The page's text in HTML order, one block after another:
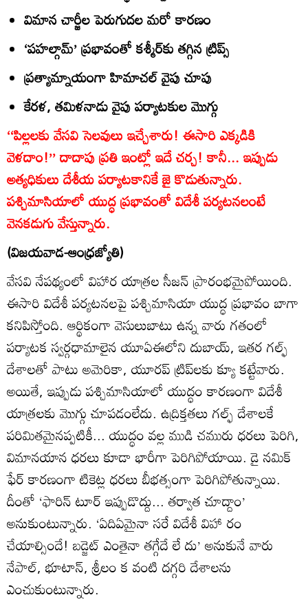
విమాన చార్జీల పెరుగుదల మరో కారణం
‘పహల్గామ్‌’ ప్రభావంతో కశ్మీర్‌కు తగ్గిన ట్రిప్స్‌
ప్రత్యామ్నాయంగా హిమాచల్‌ వైపు చూపు
కేరళ, తమిళనాడు వైపు పర్యాటకుల మొగ్గు
‘‘పిల్లలకు వేసవి సెలవులు ఇచ్చేశారు! ఈసారి ఎక్కడికి
వెళదాం!’’ దాదాపు ప్రతి ఇంట్లో ఇదే చర్చ! కానీ... ఇప్పుడు
అత్యధికులు దేశీయ పర్యాటకానికే జై కొడుతున్నారు.
పశ్చిమాసియాలో యుద్ధ ప్రభావంతో విదేశీ పర్యటనలంటే
వెనకడుగు వేస్తున్నారు.
(విజయవాడ-ఆంధ్రజ్యోతి)
వేసవి నేపథ్యంలో విహార యాత్రల సీజన్‌ ప్రారంభమైపోయింది.
ఈసారి విదేశీ పర్యటనలపై పశ్చిమాసియా యుద్ధ ప్రభావం బాగా
కనిపిస్తోంది. ఆర్థికంగా వెసులుబాటు ఉన్న వారు గతంలో
పర్యాటక స్వర్గధామాలైన యూఏఈలోని దుబాయ్‌, ఇతర గల్ఫ్‌
దేశాలతో పాటు అమెరికా, యూరప్‌ ట్రిప్‌లకు క్యూ కట్టేవారు.
అయితే, ఇప్పుడు పశ్చిమాసియాలో యుద్ధం కారణంగా విదేశీ
యాత్రలకు మొగ్గు చూపడంలేదు. ఉద్రిక్తతలు గల్ఫ్‌ దేశాలకే
పరిమితమైనప్పటికీ... యుద్ధం వల్ల ముడి చమురు ధరలు పెరిగి,
విమానయాన ధరలు కూడా భారీగా పెరిగిపోయాయి. డై నమిక్‌
ఫేర్‌ కారణంగా టికెట్ల ధరలు బీభత్సంగా పెరిగిపోతున్నాయి.
దీంతో ‘ఫారిన్‌ టూర్‌ ఇప్పుడొద్దు... తర్వాత చూద్దాం’
అనుకుంటున్నారు. ‘ఏదిఏమైనా సరే విదేశీ విహా రం
చేయాల్సిందే! బడ్జెట్‌ ఎంతైనా తగ్గేదే లే దు’ అనుకునే వారు
నేపాల్‌, భూటాన్‌, శ్రీలం క వంటి దగ్గరి దేశాలను
ఎంచుకుంటున్నారు.